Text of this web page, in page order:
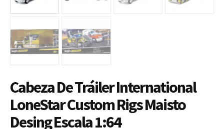
Cabeza De Tráiler International
LoneStar Custom Rigs Maisto
Desing Escala 1:64